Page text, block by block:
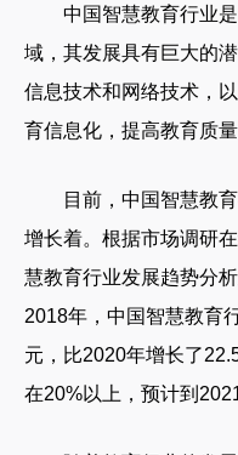
中国智慧教育行业是
域，其发展具有巨大的
信息技术和网络技术，
育信息化，提高教育质量
目前，中国智慧教育
增长着。根据市场调研
慧教育行业发展趋势分
2018年，中国智慧教育
元，比2020年增长了
在20%以上，预计到